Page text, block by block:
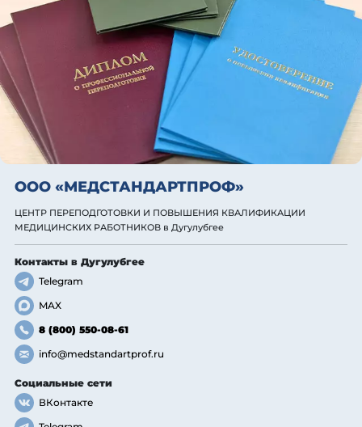
ООО «МЕДСТАНДАРТПРОФ»
ЦЕНТР ПЕРЕПОДГОТОВКИ И ПОВЫШЕНИЯ КВАЛИФИКАЦИИ
МЕДИЦИНСКИХ РАБОТНИКОВ в Дугулубгее
Контакты в Дугулубгее
Telegram
MAX
8 (800) 550-08-61
info@medstandartprof.ru
Социальные сети
ВКонтакте